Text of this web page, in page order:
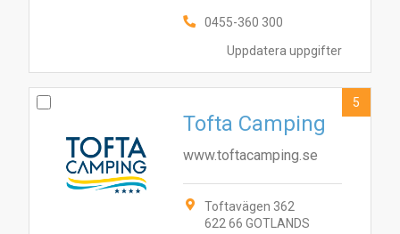
Uppdatera uppgifter
0455-360 300
Tofta Camping
www.toftacamping.se
Toftavägen 362
622 66 GOTLANDS
5